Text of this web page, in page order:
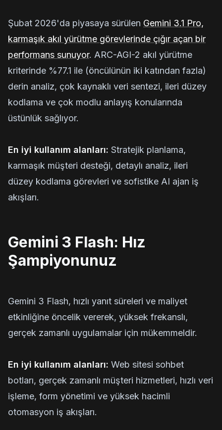
Şubat 2026'da piyasaya sürülen Gemini 3.1 Pro,
karmaşık akıl yürütme görevlerinde çığır açan bir
performans sunuyor. ARC-AGI-2 akıl yürütme
kriterinde %77.1 ile (öncülünün iki katından fazla)
derin analiz, çok kaynaklı veri sentezi, ileri düzey
kodlama ve çok modlu anlayış konularında
üstünlük sağlıyor.
En iyi kullanım alanları: Stratejik planlama,
karmaşık müşteri desteği, detaylı analiz, ileri
düzey kodlama görevleri ve sofistike AI ajan iş
akışları.
Gemini 3 Flash: Hız
Şampiyonunuz
Gemini 3 Flash, hızlı yanıt süreleri ve maliyet
etkinliğine öncelik vererek, yüksek frekanslı,
gerçek zamanlı uygulamalar için mükemmeldir.
En iyi kullanım alanları: Web sitesi sohbet
botları, gerçek zamanlı müşteri hizmetleri, hızlı veri
işleme, form yönetimi ve yüksek hacimli
otomasyon iş akışları.